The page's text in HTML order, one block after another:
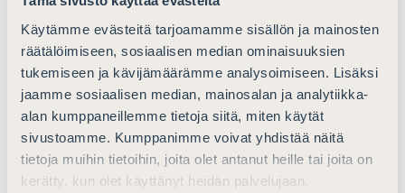
Käytämme evästeitä tarjoamamme sisällön ja mainosten
räätälöimiseen, sosiaalisen median ominaisuuksien
tukemiseen ja kävijämäärämme analysoimiseen. Lisäksi
jaamme sosiaalisen median, mainosalan ja analytiikka-
alan kumppaneillemme tietoja siitä, miten käytät
sivustoamme. Kumppanimme voivat yhdistää näitä
tietoja muihin tietoihin, joita olet antanut heille tai joita on
kerätty, kun olet käyttänyt heidän palvelujaan.
(vain tilaajille).
Lisätietoja:
Toni Malminen